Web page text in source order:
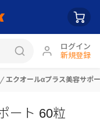
ログイン
新規登録
エクオールαプラス美容サポ
ート 60粒